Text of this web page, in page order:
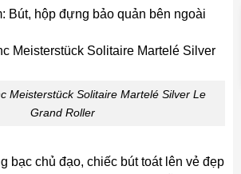
Bút, hộp đựng bảo quản bên ngoài
Meisterstück Solitaire Martelé Silver Le
Grand Roller
bạc chủ đạo, chiếc bút toát lên vẻ đẹp